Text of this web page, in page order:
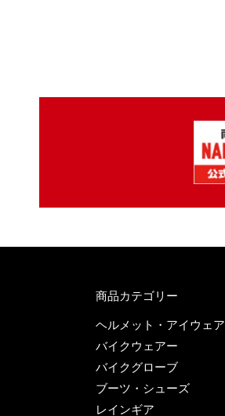
商品カテゴリー
ヘルメット・アイウェア
バイクウェアー
バイクグローブ
ブーツ・シューズ
レインギア